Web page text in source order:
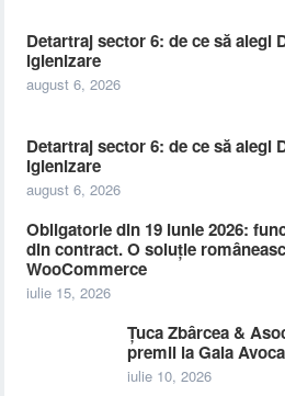
Detartraj sector 6: de ce să alegi
igienizare
august 6, 2026
Detartraj sector 6: de ce să alegi
igienizare
august 6, 2026
Obligatorie din 19 iunie 2026:
din contract. O soluție
WooCommerce
iulie 15, 2026
Țuca Zbârcea &
premii la Gala
iulie 10, 2026